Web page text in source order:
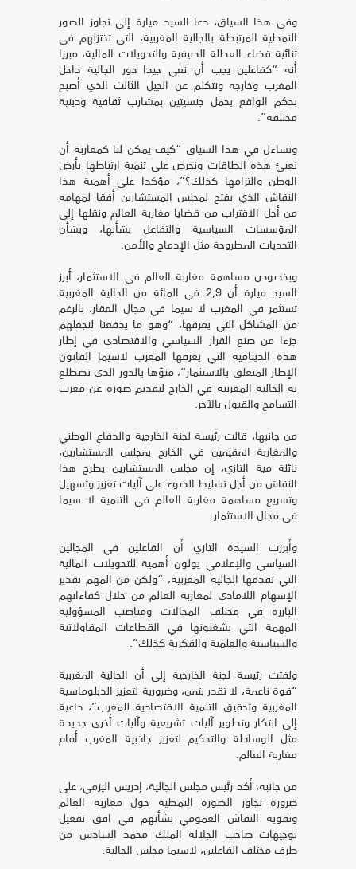
وفي هذا السياق، دعا السيد ميارة إلى تجاوز الصور
النمطية المرتبطة بالجالية المغربية، التي تختزلهم في
ثنائية قضاء العطلة الصيفية والتحويلات المالية، مبرزا
أنه “كفاعلين يجب أن نعي جيدا دور الجالية داخل
المغرب وخارجه ونتكلم عن الجيل الثالث الذي أصبح
بحكم الواقع يحمل جنسيتين بمشارب ثقافية ودينية
مختلفة”.
وتساءل في هذا السياق “كيف يمكن لنا كمغاربة أن
نعبئ هذه الطاقات ونحرص على تنمية ارتباطها بأرض
الوطن والتزامها كذلك؟”، مؤكدا على أهمية هذا
النقاش الذي يفتح لمجلس المستشارين أفقا لمهامه
من أجل الاقتراب من قضايا مغاربة العالم ونقلها إلى
المؤسسات السياسية والتفاعل بشأنها، وبشأن
التحديات المطروحة مثل الإدماج والأمن.
وبخصوص مساهمة مغاربة العالم في الاستثمار، أبرز
السيد ميارة أن 2,9 في المائة من الجالية المغربية
تستثمر في المغرب لا سيما في مجال العقار، بالرغم
من المشاكل التي يعرفها، “وهو ما يدفعنا لنجعلهم
جزءا من صنع القرار السياسي والاقتصادي في إطار
هذه الدينامية التي يعرفها المغرب لاسيما القانون
الإطار المتعلق بالاستثمار”، منوّها بالدور الذي تضطلع
به الجالية المغربية في الخارج لتقديم صورة عن مغرب
التسامح والقبول بالآخر.
من جانبها، قالت رئيسة لجنة الخارجية والدفاع الوطني
والمغاربة المقيمين في الخارج بمجلس المستشارين،
نائلة مية التازي، إن مجلس المستشارين يطرح هذا
النقاش من أجل تسليط الضوء على آليات تعزيز وتسهيل
وتسريع مساهمة مغاربة العالم في التنمية لا سيما
في مجال الاستثمار.
وأبرزت السيدة التازي أن الفاعلين في المجالين
السياسي والإعلامي يولون أهمية للتحويلات المالية
التي تقدمها الجالية المغربية، “ولكن من المهم تقدير
الإسهام اللامادي لمغاربة العالم من خلال كفاءاتهم
البارزة في مختلف المجالات ومناصب المسؤولية
المهمة التي يشغلونها في القطاعات المقاولاتية
والسياسية والعلمية والفكرية كذلك”.
ولفتت رئيسة لجنة الخارجية إلى أن الجالية المغربية
“قوة ناعمة، لا تقدر بثمن، وضرورية لتعزيز الدبلوماسية
المغربية وتحقيق التنمية الاقتصادية للمغرب”، داعية
إلى ابتكار وتطوير آليات تشريعية وآليات أخرى جديدة
مثل الوساطة والتحكيم لتعزيز جاذبية المغرب أمام
مغاربة العالم.
من جانبه، أكد رئيس مجلس الجالية، إدريس اليزمي، على
ضرورة تجاوز الصورة النمطية حول مغاربة العالم
وتقوية النقاش العمومي بشأنهم في افق تفعيل
توجيهات صاحب الجلالة الملك محمد السادس من
طرف مختلف الفاعلين، لاسيما مجلس الجالية.